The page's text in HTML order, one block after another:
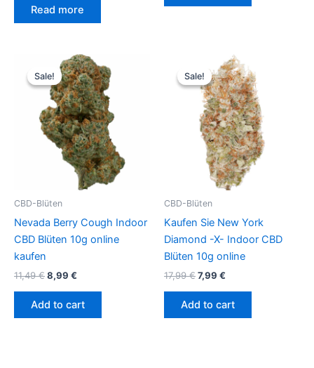
Read more
Sale!
Sale!
CBD-Blüten
Nevada Berry Cough Indoor
CBD Blüten 10g online
kaufen
11,49€
Original
price
was:
11,49 €.
8,99 €
Current
price
is:
8,99 €.
Add to cart
Sale!
Sale!
CBD-Blüten
Kaufen Sie New York
Diamond -X- Indoor CBD
Blüten 10g online
17,99€
Original
price
was:
17,99 €.
7,99 €
Current
price
is:
7,99 €.
Add to cart